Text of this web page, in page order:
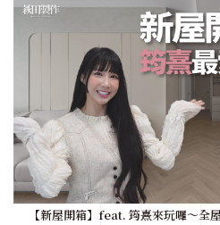
【新屋開箱】feat. 筠熹來玩囉～全